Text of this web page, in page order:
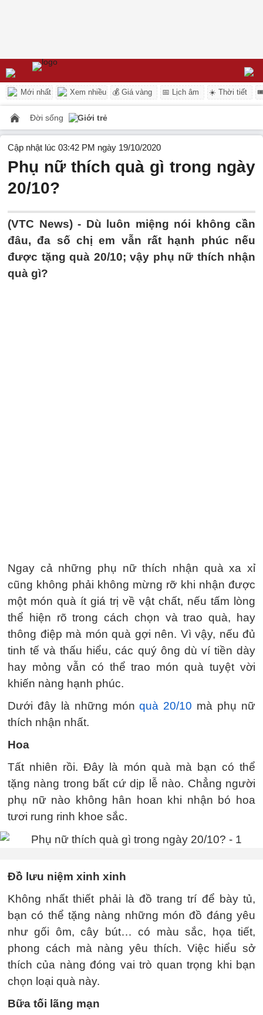
Mới nhất Xem nhiều 💰 Giá vàng 📅 Lịch âm ☀️ Thời tiết
Đời sống Giới trẻ
Cập nhật lúc 03:42 PM ngày 19/10/2020
Phụ nữ thích quà gì trong ngày
20/10?
(VTC News) - Dù luôn miệng nói không cần
đâu, đa số chị em vẫn rất hạnh phúc nếu
được tặng quà 20/10; vậy phụ nữ thích nhận
quà gì?
Ngay cả những phụ nữ thích nhận quà xa xỉ
cũng không phải không mừng rỡ khi nhận được
một món quà ít giá trị về vật chất, nếu tấm lòng
thể hiện rõ trong cách chọn và trao quà, hay
thông điệp mà món quà gợi nên. Vì vậy, nếu đủ
tinh tế và thấu hiểu, các quý ông dù ví tiền dày
hay mỏng vẫn có thể trao món quà tuyệt vời
khiến nàng hạnh phúc.
Dưới đây là những mónquà 20/10 mà phụ nữ
thích nhận nhất.
Hoa
Tất nhiên rồi. Đây là món quà mà bạn có thể
tặng nàng trong bất cứ dịp lễ nào. Chẳng người
phụ nữ nào không hân hoan khi nhận bó hoa
tươi rung rinh khoe sắc.
Đồ lưu niệm xinh xinh
Không nhất thiết phải là đồ trang trí để bày tủ,
bạn có thể tặng nàng những món đồ đáng yêu
như gối ôm, cây bút… có màu sắc, họa tiết,
phong cách mà nàng yêu thích. Việc hiểu sở
thích của nàng đóng vai trò quan trọng khi bạn
chọn loại quà này.
Bữa tối lãng mạn